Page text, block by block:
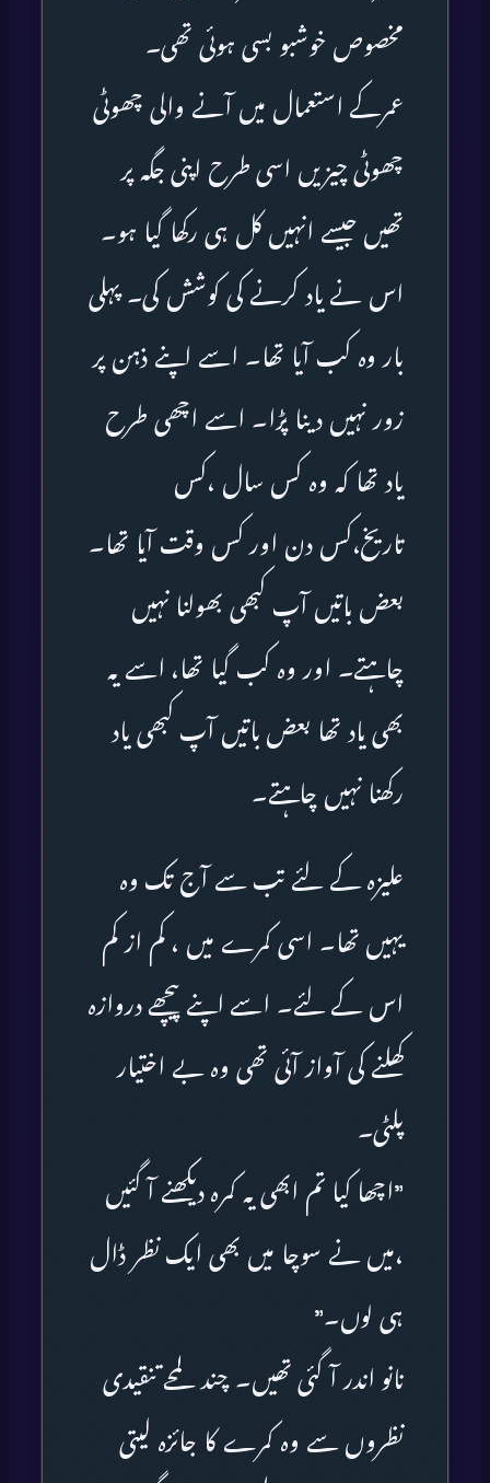
مخصوص خوشبو بسی ہوئی تھی۔
عمرکے استعمال میں آنے والی چھوٹی
چھوٹی چیزیں اسی طرح اپنی جگہ پر
تھیں جیسے انہیں کل ہی رکھا گیا ہو۔
اس نے یاد کرنے کی کوشش کی۔ پہلی
بار وہ کب آیا تھا۔ اسے اپنے ذہن پر
زور نہیں دینا پڑا۔ اسے اچھی طرح
یاد تھا کہ وہ کس سال ،کس
تاریخ،کس دن اور کس وقت آیا تھا۔
بعض باتیں آپ کبھی بھولنا نہیں
چاہتے۔ اور وہ کب گیا تھا، اسے یہ
بھی یاد تھا بعض باتیں آپ کبھی یاد
رکھنا نہیں چاہتے۔
علیزہ کے لئے تب سے آج تک وہ
یہیں تھا۔ اسی کمرے میں ، کم از کم
اس کے لئے۔ اسے اپنے پیچھے دروازہ
کھلنے کی آواز آئی تھی وہ بے اختیار
پلٹی۔
”اچھا کیا تم ابھی یہ کمرہ دیکھنے آ گئیں
،میں نے سوچا میں بھی ایک نظر ڈال
ہی لوں۔”
نانو اندر آ گئی تھیں۔ چند لمحے تنقیدی
نظروں سے وہ کمرے کا جائزہ لیتی